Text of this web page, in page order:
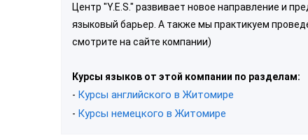
Центр "Y.E.S." развивает новое направление и
языковый барьер. А также мы практикуем
смотрите на сайте компании)
Курсы языков от этой компании по разделам:
- Курсы английского в Житомире
- Курсы немецкого в Житомире